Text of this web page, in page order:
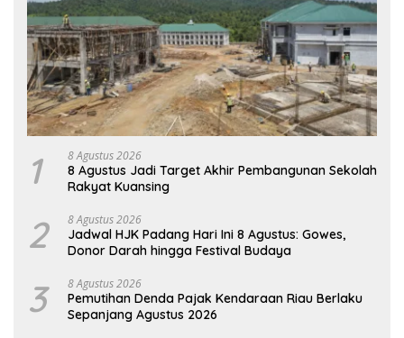
1 8 Agustus 2026
8 Agustus Jadi Target Akhir Pembangunan Sekolah
Rakyat Kuansing
2 8 Agustus 2026
Jadwal HJK Padang Hari Ini 8 Agustus: Gowes,
Donor Darah hingga Festival Budaya
3 8 Agustus 2026
Pemutihan Denda Pajak Kendaraan Riau Berlaku
Sepanjang Agustus 2026